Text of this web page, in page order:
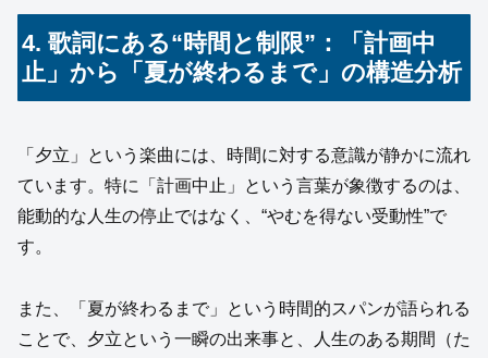
4. 歌詞にある“時間と制限”：「計画中
止」から「夏が終わるまで」の構造分析
「夕立」という楽曲には、時間に対する意識が静かに流れ
ています。特に「計画中止」という言葉が象徴するのは、
能動的な人生の停止ではなく、“やむを得ない受動性”で
す。
また、「夏が終わるまで」という時間的スパンが語られる
ことで、夕立という一瞬の出来事と、人生のある期間（た